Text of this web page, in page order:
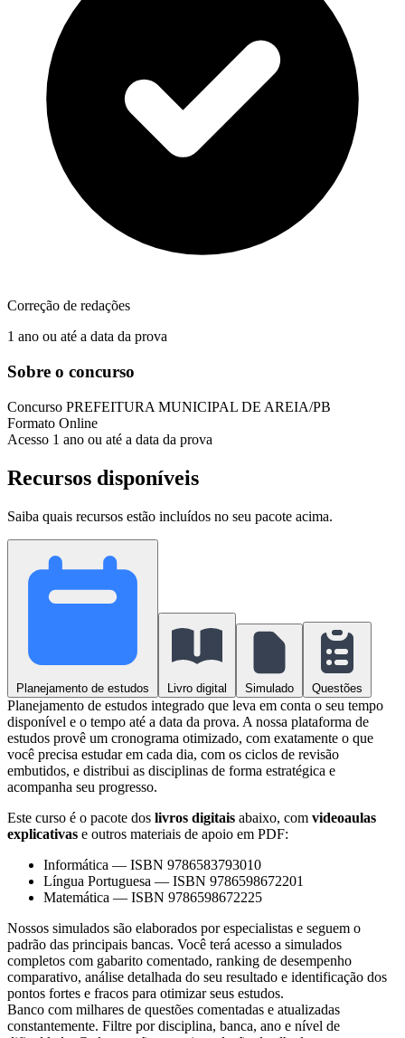
Correção de redações
1 ano ou até a data da prova
Sobre o concurso
Concurso PREFEITURA MUNICIPAL DE AREIA/PB
Formato Online
Acesso 1 ano ou até a data da prova
Recursos disponíveis
Saiba quais recursos estão incluídos no seu pacote acima.
Planejamento de estudos Livro digital Simulado Questões
Planejamento de estudos integrado que leva em conta o seu tempo
disponível e o tempo até a data da prova. A nossa plataforma de
estudos provê um cronograma otimizado, com exatamente o que
você precisa estudar em cada dia, com os ciclos de revisão
embutidos, e distribui as disciplinas de forma estratégica e
acompanha seu progresso.
Este curso é o pacote dos livros digitais abaixo, com videoaulas
explicativas e outros materiais de apoio em PDF:
Informática — ISBN 9786583793010
Língua Portuguesa — ISBN 9786598672201
Matemática — ISBN 9786598672225
Nossos simulados são elaborados por especialistas e seguem o
padrão das principais bancas. Você terá acesso a simulados
completos com gabarito comentado, ranking de desempenho
comparativo, análise detalhada do seu resultado e identificação dos
pontos fortes e fracos para otimizar seus estudos.
Banco com milhares de questões comentadas e atualizadas
constantemente. Filtre por disciplina, banca, ano e nível de